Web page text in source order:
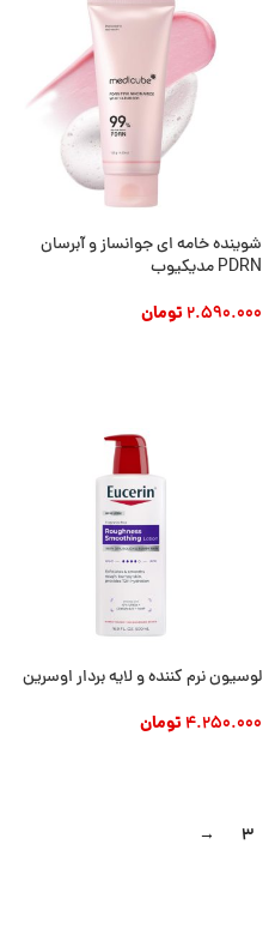
شوینده خامه ای جوانساز و آبرسان
PDRN مدیکیوب
2.590.000تومان
لوسیون نرم کننده و لایه بردار اوسرین
4.250.000تومان
3
→